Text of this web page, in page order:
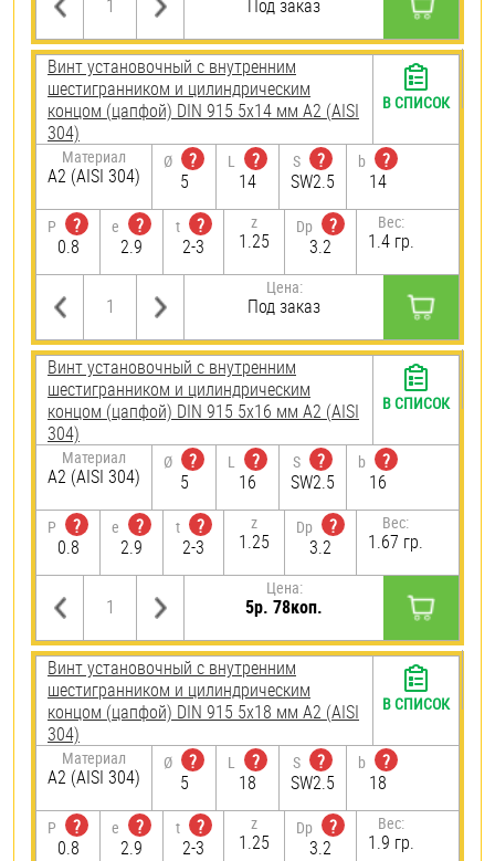
Под заказ
Винт установочный с внутренним
шестигранником и цилиндрическим
концом (цапфой) DIN 915 5х14 мм А2 (AISI
304)
Материал
А2 (AISI 304)
Ø
?
5
L
?
14
S
?
SW2.5
b
?
14
P
?
0.8
e
?
2.9
t
?
2-3
z
1.25
Dp
?
3.2
Вес:
1.4 гр.
Цена:
Под заказ
В СПИСОК
Винт установочный с внутренним
шестигранником и цилиндрическим
концом (цапфой) DIN 915 5х16 мм А2 (AISI
304)
Материал
А2 (AISI 304)
Ø
?
5
L
?
16
S
?
SW2.5
b
?
16
P
?
0.8
e
?
2.9
t
?
2-3
z
1.25
Dp
?
3.2
Вес:
1.67 гр.
Цена:
5р. 78коп.
В СПИСОК
Винт установочный с внутренним
шестигранником и цилиндрическим
концом (цапфой) DIN 915 5х18 мм А2 (AISI
304)
Материал
А2 (AISI 304)
Ø
?
5
L
?
18
S
?
SW2.5
b
?
18
P
?
0.8
e
?
2.9
t
?
2-3
z
1.25
Dp
?
3.2
Вес:
1.9 гр.
В СПИСОК